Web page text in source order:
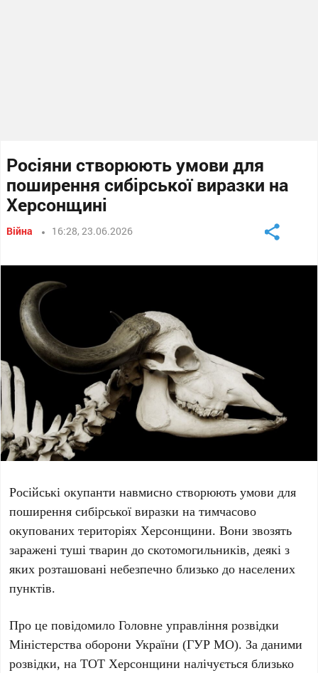
Росіяни створюють умови для
поширення сибірської виразки на
Херсонщині
Війна 16:28, 23.06.2026
Російські окупанти навмисно створюють умови для
поширення сибірської виразки на тимчасово
окупованих територіях Херсонщини. Вони звозять
заражені туші тварин до скотомогильників, деякі з
яких розташовані небезпечно близько до населених
пунктів.
Про це повідомилоГоловне управління розвідки
Міністерства оборони України (ГУР МО). За даними
розвідки, наТОТ Херсонщини налічується близько